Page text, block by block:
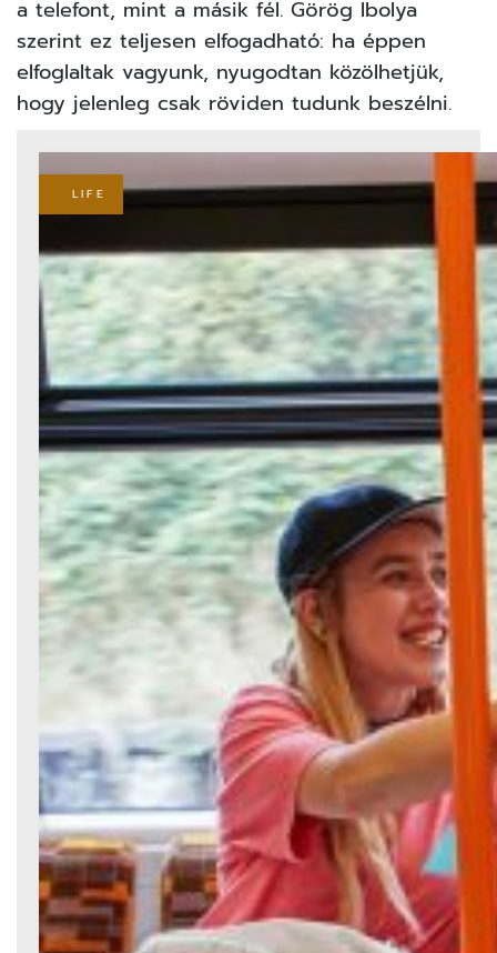
a telefont, mint a másik fél. Görög Ibolya
szerint ez teljesen elfogadható: ha éppen
elfoglaltak vagyunk, nyugodtan közölhetjük,
hogy jelenleg csak röviden tudunk beszélni.
LIFE